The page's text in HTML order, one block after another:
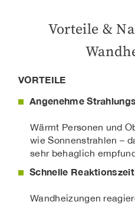
Vorteile &
VORTEILE
Angenehme
Wärmt Personen und
wie Sonnenstrahlen –
sehr behaglich
Schnelle Reaktionszeit
Wandheizungen